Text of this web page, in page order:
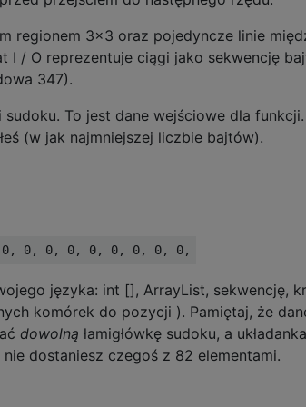
regionem 3x3 oraz pojedyncze linie
/ O reprezentuje ciągi jako sekwencję
347).
To jest dane wejściowe dla
(w jak najmniejszej liczbie bajtów).
języka: int [], ArrayList, sekwencję,
komórek do pozycji ). Pamiętaj, że
dowolną łamigłówkę sudoku, a układanka
dostaniesz czegoś z 82 elementami.